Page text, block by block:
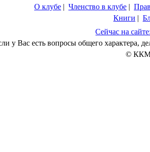
О клубе | Членство в клубе |
Книги |
Сейчас на
у Вас есть вопросы общего характера,
© ККМ